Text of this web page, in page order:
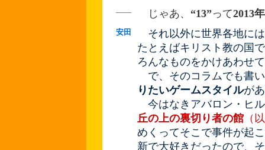
―― じゃあ、 “13”って2013年
安田
それ以外に世界各地に
たとえばキリスト教の国
ろんなものをかけあわせ
で、そのコラムでも書
りたいゲームスタイルが
今はなきアバロン・ヒ
丘の上の裏切り者の館（
めくってそこで事件が起
新で大好きだったので、